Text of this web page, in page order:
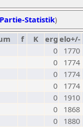
Statistik)
f K erg elo+/-
0
1770
0
1774
0
1774
0
1774
0
1910
0
1868
0
1880